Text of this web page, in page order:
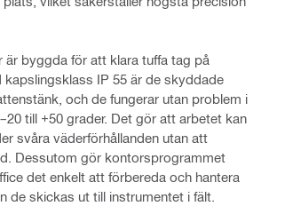
är byggda för att klara tuffa tag på
IP 55 är de skyddade
och de fungerar utan problem i
till +50 grader. Det gör att arbetet kan
svåra väderförhållanden utan att
Dessutom gör kontorsprogrammet
det enkelt att förbereda och hantera
de skickas ut till instrumentet i fält.